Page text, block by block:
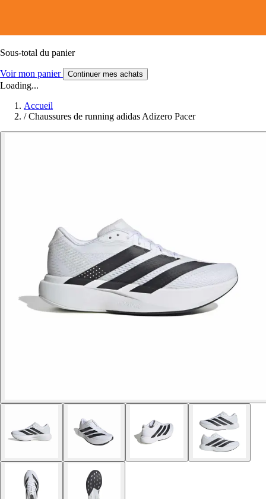
Sous-total du panier
Voir mon panier Continuer mes achats
Loading...
Accueil
/ Chaussures de running adidas Adizero Pacer